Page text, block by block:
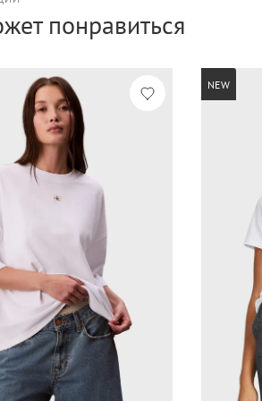
понравиться
NEW